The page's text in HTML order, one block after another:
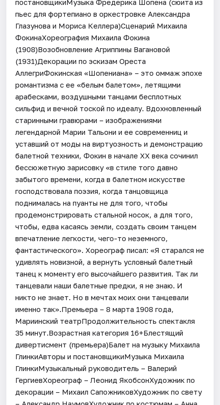
постановщикиМузыка Фредерика Шопена (сюита из
пьес для фортепиано в оркестровке Александра
Глазунова и Мориса Келлера)Сценарий Михаила
ФокинаХореография Михаила Фокина
(1908)Возобновление Агриппины Вагановой
(1931)Декорации по эскизам Ореста
АллегриФокинская «Шопениана» – это оммаж эпохе
романтизма с ее «белым балетом», летящими
арабесками, воздушными танцами бесплотных
сильфид и вечной тоской по идеалу. Вдохновленный
старинными гравюрами – изображениями
легендарной Марии Тальони и ее современниц и
уставший от моды на виртуозность и демонстрацию
балетной техники, Фокин в начале ХХ века сочинил
бессюжетную зарисовку «в стиле того давно
забытого времени, когда в балетном искусстве
господствовала поэзия, когда танцовщица
поднималась на пуанты не для того, чтобы
продемонстрировать стальной носок, а для того,
чтобы, едва касаясь земли, создать своим танцем
впечатление легкости, чего-то неземного,
фантастического». Хореограф писал: «Я старался не
удивлять новизной, а вернуть условный балетный
танец к моменту его высочайшего развития. Так ли
танцевали наши балетные предки, я не знаю. И
никто не знает. Но в мечтах моих они танцевали
именно так».Премьера – 8 марта 1908 года,
Мариинский театрПродолжительность спектакля
35 минут.Возрастная категория 16+Блестящий
дивертисмент (премьера)Балет на музыку Михаила
ГлинкиАвторы и постановщикиМузыка Михаила
ГлинкиМузыкальный руководитель – Валерий
ГергиевХореограф – Леонид ЯкобсонХудожник по
декорации – Михаил СапожниковХудожник по свету